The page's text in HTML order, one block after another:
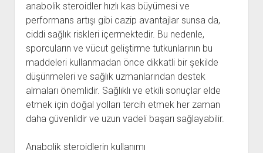
anabolik steroidler hızlı kas büyümesi ve
performans artışı gibi cazip avantajlar sunsa da,
ciddi sağlık riskleri içermektedir. Bu nedenle,
sporcuların ve vücut geliştirme tutkunlarının bu
maddeleri kullanmadan önce dikkatli bir şekilde
düşünmeleri ve sağlık uzmanlarından destek
almaları önemlidir. Sağlıklı ve etkili sonuçlar elde
etmek için doğal yolları tercih etmek her zaman
daha güvenlidir ve uzun vadeli başarı sağlayabilir.
Anabolik steroidlerin kullanımı